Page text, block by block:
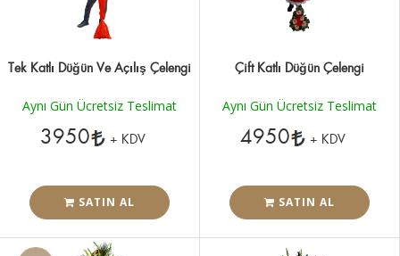
Tek Katlı Düğün Ve Açılış Çelengi
Aynı Gün Ücretsiz Teslimat
3950 + KDV
SATIN AL
Çift Katlı Düğün Çelengi
Aynı Gün Ücretsiz Teslimat
4950 + KDV
SATIN AL